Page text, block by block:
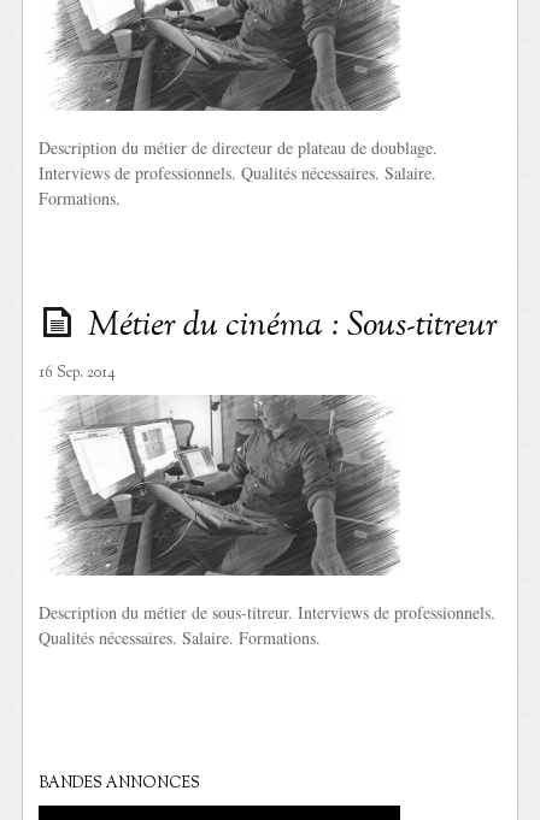
Description du métier de directeur de plateau de doublage.
Interviews de professionnels. Qualités nécessaires. Salaire.
Formations.
Métier du cinéma : Sous-titreur
16 Sep. 2014
Description du métier de sous-titreur. Interviews de professionnels.
Qualités nécessaires. Salaire. Formations.
BANDES ANNONCES